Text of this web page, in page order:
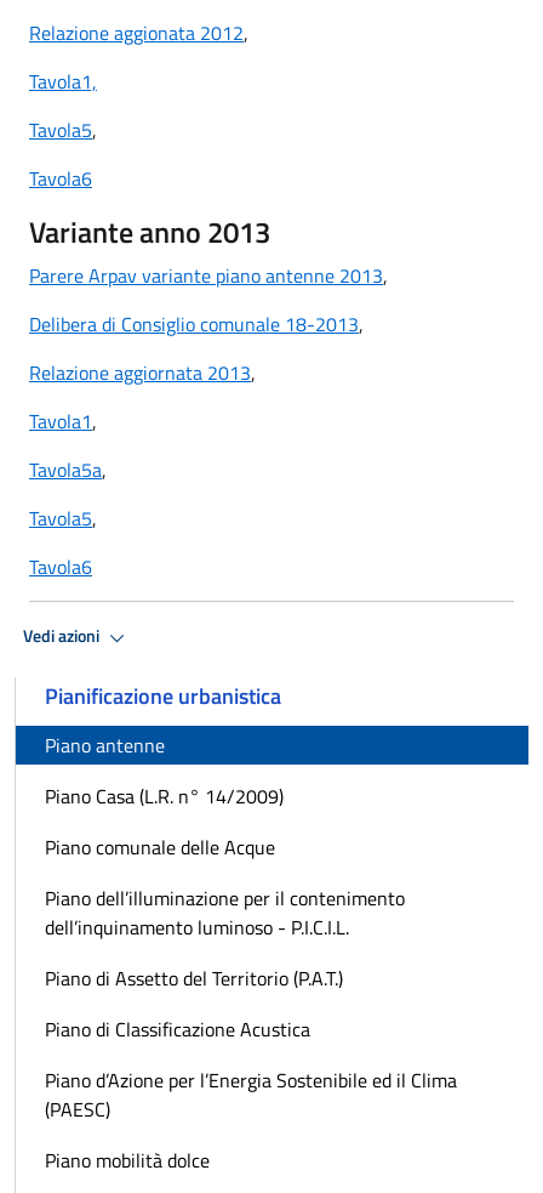
Relazione aggionata 2012,
Tavola1,
Tavola5,
Tavola6
Variante anno 2013
Parere Arpav variante piano antenne 2013,
Delibera di Consiglio comunale 18-2013,
Relazione aggiornata 2013,
Tavola1,
Tavola5a,
Tavola5,
Tavola6
Vedi azioni
Pianificazione urbanistica
Piano antenne
Piano Casa (L.R. n° 14/2009)
Piano comunale delle Acque
Piano dell’illuminazione per il contenimento
dell’inquinamento luminoso - P.I.C.I.L.
Piano di Assetto del Territorio (P.A.T.)
Piano di Classificazione Acustica
Piano d’Azione per l’Energia Sostenibile ed il Clima
(PAESC)
Piano mobilità dolce